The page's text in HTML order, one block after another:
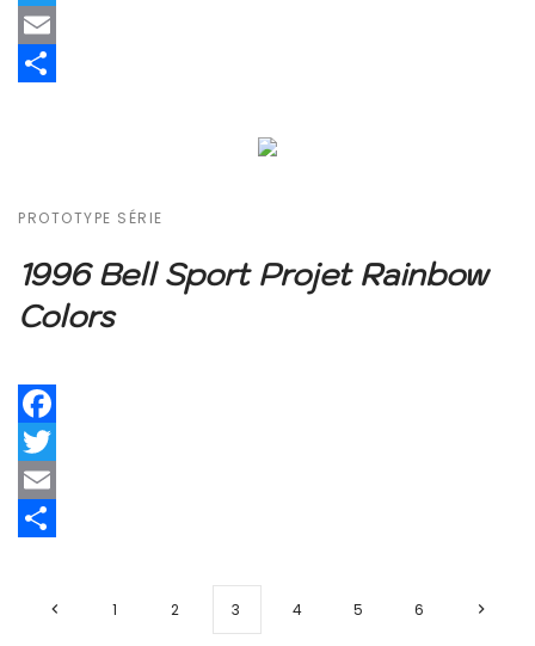
Twitter
Email
PROTOTYPE SÉRIE
1996 Bell Sport Projet Rainbow
Colors
Facebook
Twitter
Email
1 2 3 4 5 6